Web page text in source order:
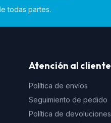
todas partes.
Atención al cliente
Política de envíos
Seguimiento de pedido
Política de devoluciones